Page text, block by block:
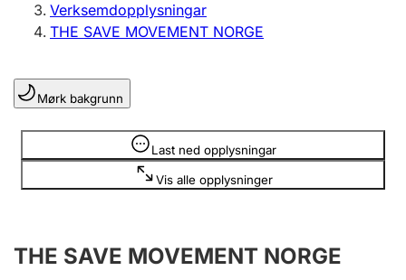
Enkeltpersonføretak
Registrere, endre, slette
Lag og foreining
Registrere, endre, slette
Årsrekneskap
Verksemdopplysningar
THE SAVE MOVEMENT NORGE
Mørk bakgrunn
Last ned opplysningar
Vis alle opplysninger
Opplysninger er skjult
THE SAVE MOVEMENT NORGE